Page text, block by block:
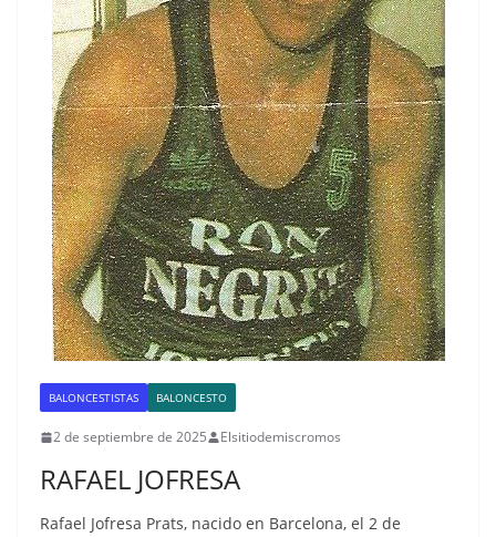
BALONCESTISTAS BALONCESTO
2 de septiembre de 2025 Elsitiodemiscromos
RAFAEL JOFRESA
Rafael Jofresa Prats, nacido en Barcelona, el 2 de